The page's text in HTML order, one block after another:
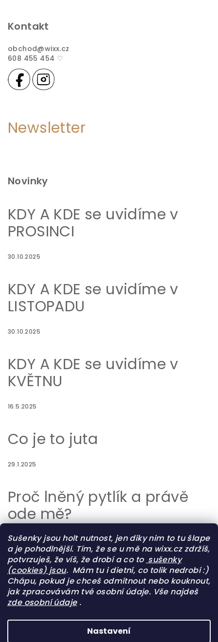
Sušenky jsou holt nutnost, jen díky nim to tu šlape
a je pohodlnější. Tím, že se u mě na wixx.cz zdržíš,
potvrzuješ, že víš, že drobí a co to sušenky
(cookies) jsou. Mám tu i dietní, co tolik nedrobí :)
Chápu, pokud je chceš odmítnout nebo kouknout,
jak zpracovávám tvé osobní údaje. Vše najdeš
zde osobní údaje.
Nastavení
Kontakt
obchod@wixx.cz
608 455 454 ♡
Newsletter
Novinky
KDY A KDE se uvidíme v
PROSINCI
30.10.2025
KDY A KDE se uvidíme v
LISTOPADU
30.10.2025
KDY A KDE se uvidíme v
KVĚTNU
16.5.2025
Co je to juta
29.1.2025
Proč lněný pytlík a právě
ode mě?
29.7.2023
Test pytlíků, ubrousků a
utěrek na pečivo